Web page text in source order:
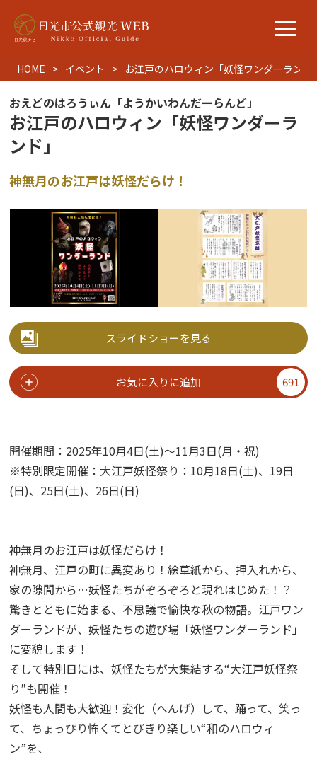
HOME イベント お江戸のハロウィン「妖怪ワンダーランド
おえどのはろうぃん「ようかいわんだーらんど」
お江戸のハロウィン「妖怪ワンダーラ
ンド」
神無月のお江戸は妖怪だらけ！
スライドショーを見る
お気に入りに追加 691
開催期間： 2025年10月4日(土)〜11月3日(月・祝)
※特別限定開催：大江戸妖怪祭り： 10月18日(土)、 19日
(日)、 25日(土)、 26日(日)
神無月のお江戸は妖怪だらけ！
神無月、江戸の町に異変あり！絵草紙から、押入れから、
家の隙間から…妖怪たちがぞろぞろと現れはじめた！？
驚きとともに始まる、不思議で愉快な秋の物語。江戸ワン
ダーランドが、妖怪たちの遊び場「妖怪ワンダーランド」
に変貌します！
そして特別日には、妖怪たちが大集結する“大江戸妖怪祭
り”も開催！
妖怪も人間も大歓迎！変化（へんげ）して、踊って、笑っ
て、ちょっぴり怖くてとびきり楽しい“和のハロウィ
ン”を、